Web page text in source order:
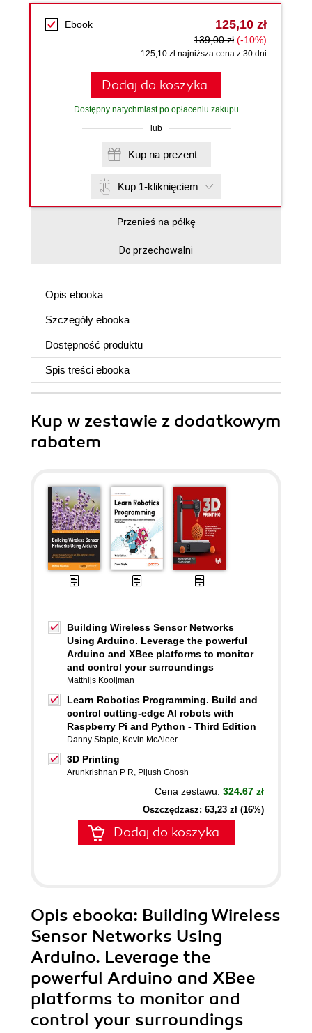
Ebook 125,10 zł
139,00 zł (-10%)
125,10 zł najniższa cena z 30 dni
Dodaj do koszyka
Dostępny natychmiast po opłaceniu zakupu
lub
Kup na prezent
Kup 1-kliknięciem
Przenieś na półkę
Do przechowalni
Opis ebooka
Szczegóły ebooka
Dostępność produktu
Spis treści ebooka
Kup w zestawie z dodatkowym
rabatem
Building Wireless Sensor Networks
Using Arduino. Leverage the powerful
Arduino and XBee platforms to monitor
and control your surroundings
Matthijs Kooijman
Learn Robotics Programming. Build and
control cutting-edge AI robots with
Raspberry Pi and Python - Third Edition
Danny Staple, Kevin McAleer
3D Printing
Arunkrishnan P R, Pijush Ghosh
Cena zestawu: 324.67 zł
Oszczędzasz: 63,23 zł (16%)
Dodaj do koszyka
Opis ebooka: Building Wireless
Sensor Networks Using
Arduino. Leverage the
powerful Arduino and XBee
platforms to monitor and
control your surroundings